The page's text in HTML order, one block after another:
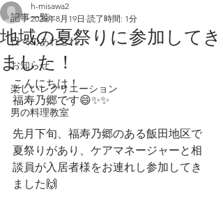
記事一覧
日々のあれこれ
お知らせ
楽しいレクリエーション
男の料理教室
地域の夏祭りに参加してき
ました！
h-misawa2
2025年8月19日 読了時間: 1分
こんにちは！
福寿乃郷です😄✨✨
先月下旬、福寿乃郷のある飯田地区で
夏祭りがあり、ケアマネージャーと相
談員が入居者様をお連れし参加してき
ました🙌